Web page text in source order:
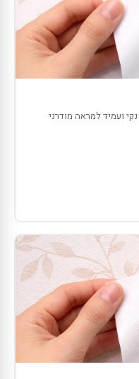
ועמיד למראה מודרני